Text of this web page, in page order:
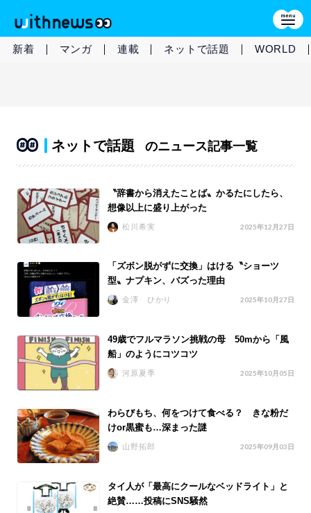
新着 マンガ 連載 ネットで話題 WORLD
ネットで話題 のニュース記事一覧
〝辞書から消えたことば〟かるたにしたら、
想像以上に盛り上がった
松川希実 2025年12月27日
「ズボン脱がずに交換」はける〝ショーツ
型〟ナプキン、バズった理由
金澤 ひかり 2025年10月27日
49歳でフルマラソン挑戦の母 50mから「風
船」のようにコツコツ
河原夏季 2025年10月05日
わらびもち、何をつけて食べる？ きな粉だ
けor黒蜜も…深まった謎
山野拓郎 2025年09月03日
タイ人が「最高にクールなベッドライト」と
絶賛……投稿にSNS騒然